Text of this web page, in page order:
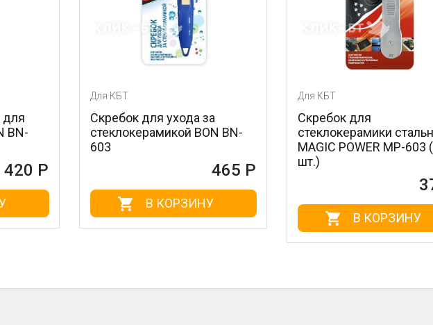
Скребок для ухода за
стеклокерамикой BON BN-
В КОРЗИНУ
Скребок для
стеклокерамики стальной
MAGIC POWER MP-603 (1
шт.)
В КОРЗИНУ